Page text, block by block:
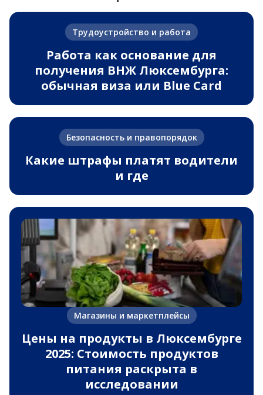
Трудоустройство и работа
Работа как основание для
получения ВНЖ Люксембурга:
обычная виза или Blue Card
Безопасность и правопорядок
Какие штрафы платят водители
и где
Магазины и маркетплейсы
Цены на продукты в Люксембурге
2025: Стоимость продуктов
питания раскрыта в
исследовании